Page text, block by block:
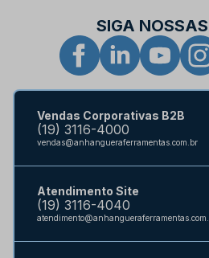
SIGA NOSSAS
Vendas Corporativas B2B
(19) 3116-4000
vendas@anhangueraferramentas.com.br
Atendimento Site
(19) 3116-4040